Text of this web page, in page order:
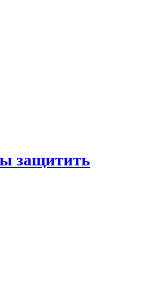
защитить